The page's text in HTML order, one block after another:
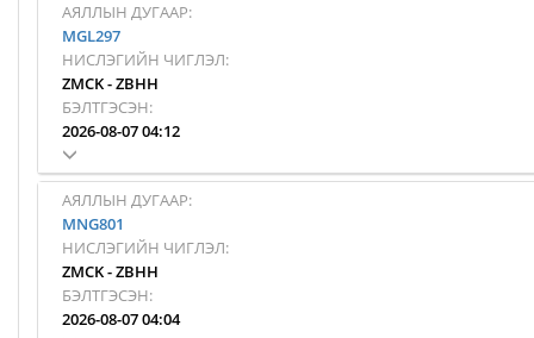
АЯЛЛЫН ДУГААР:
MGL297
НИСЛЭГИЙН ЧИГЛЭЛ:
ZMCK-ZBHH
БЭЛТГЭСЭН:
2026-08-07 04:12
АЯЛЛЫН ДУГААР:
MNG801
НИСЛЭГИЙН ЧИГЛЭЛ:
ZMCK-ZBHH
БЭЛТГЭСЭН:
2026-08-07 04:04